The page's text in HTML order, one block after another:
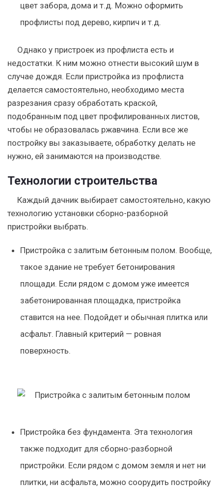
цвет забора, дома и т.д. Можно оформить
профлисты под дерево, кирпич и т.д.
Однако у пристроек из профлиста есть и
недостатки. К ним можно отнести высокий шум в
случае дождя. Если пристройка из профлиста
делается самостоятельно, необходимо места
разрезания сразу обработать краской,
подобранным под цвет профилированных листов,
чтобы не образовалась ржавчина. Если все же
постройку вы заказываете, обработку делать не
нужно, ей занимаются на производстве.
Технологии строительства
Каждый дачник выбирает самостоятельно, какую
технологию установки сборно-разборной
пристройки выбрать.
Пристройка с залитым бетонным полом. Вообще,
такое здание не требует бетонирования
площади. Если рядом с домом уже имеется
забетонированная площадка, пристройка
ставится на нее. Подойдет и обычная плитка или
асфальт. Главный критерий — ровная
поверхность.
Пристройка без фундамента. Эта технология
также подходит для сборно-разборной
пристройки. Если рядом с домом земля и нет ни
плитки, ни асфальта, можно соорудить постройку